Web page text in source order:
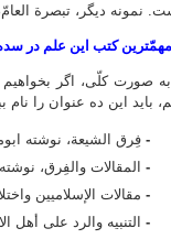
نمونه دیگر، تبصرة
مهمّترین کتب این علم در
به صورت کلّی، اگر
باید این ده عنوان را نام
- فِرق الشیعة، نوشته
- المقالات والفِرق،
- مقالات الإسلامیین
- التنبیه والرد علی أهل